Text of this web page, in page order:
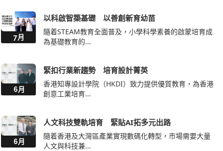
7月
以科啟智築基礎 以善創新育幼苗
隨着STEAM教育全面普及，小學科學素養的啟蒙培育成
為基礎教育的...
6月
緊扣行業新趨勢 培育設計菁英
香港知專設計學院（HKDI）致力提供優質教育，為香港
創意工業培育...
6月
人文科技雙軌培育 緊貼AI拓多元出路
隨着香港及大灣區產業實現數碼化轉型，市場需要大量
人文與科技兼...